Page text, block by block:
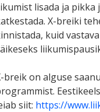
lisada ja
X-breiki
kuid
breik on alguse
siit: https://